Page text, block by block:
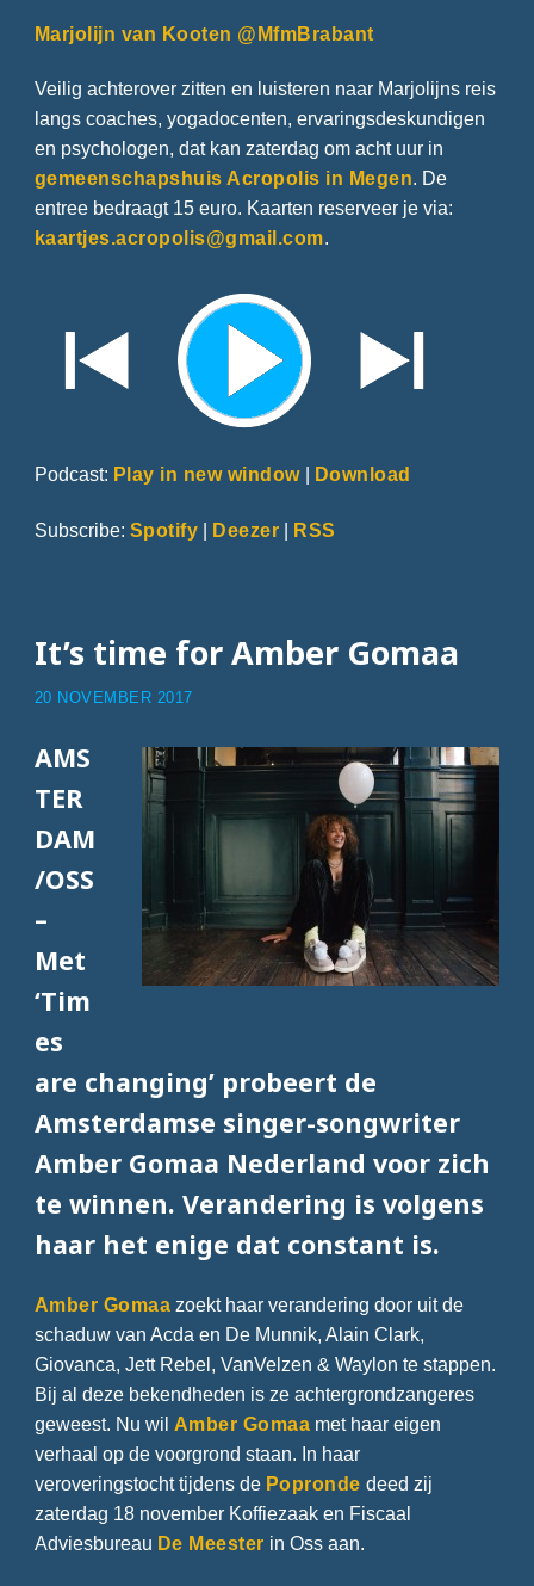
Marjolijn van Kooten @MfmBrabant
Veilig achterover zitten en luisteren naar Marjolijns reis
langs coaches, yogadocenten, ervaringsdeskundigen
en psychologen, dat kan zaterdag om acht uur in
gemeenschapshuis Acropolis in Megen. De
entree bedraagt 15 euro. Kaarten reserveer je via:
kaartjes.acropolis@gmail.com.
Podcast: Play in new window| Download
Subscribe: Spotify | Deezer | RSS
It’s time for Amber Gomaa
20 NOVEMBER 2017
AMS
TER
DAM
/OSS
–
Met
‘Tim
es
are changing’ probeert de
Amsterdamse singer-songwriter
Amber Gomaa Nederland voor zich
te winnen. Verandering is volgens
haar het enige dat constant is.
Amber Gomaa zoekt haar verandering door uit de
schaduw van Acda en De Munnik, Alain Clark,
Giovanca, Jett Rebel, VanVelzen & Waylon te stappen.
Bij al deze bekendheden is ze achtergrondzangeres
geweest. Nu wil Amber Gomaa met haar eigen
verhaal op de voorgrond staan. In haar
veroveringstocht tijdens de Popronde deed zij
zaterdag 18 november Koffiezaak en Fiscaal
Adviesbureau De Meester in Oss aan.